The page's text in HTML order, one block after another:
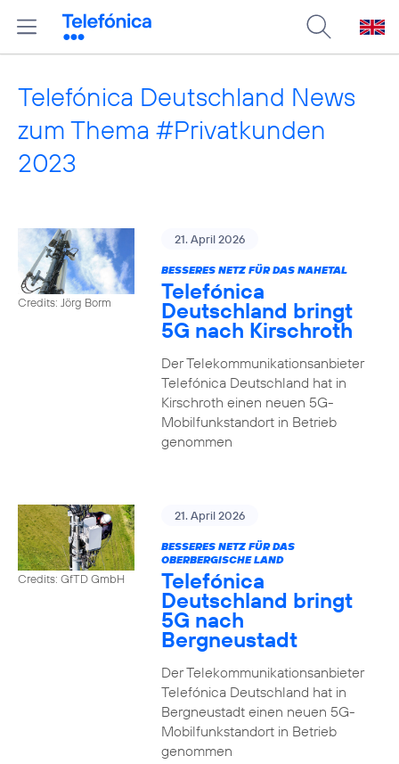
Telefónica Deutschland News
zum Thema #Privatkunden
2023
Credits: Jörg Borm
21. April 2026
BESSERES NETZ FÜR DAS NAHETAL
Telefónica
Deutschland bringt
5G nach Kirschroth
Der Telekommunikationsanbieter
Telefónica Deutschland hat in
Kirschroth einen neuen 5G-
Mobilfunkstandort in Betrieb
genommen
Credits: GfTD GmbH
21. April 2026
BESSERES NETZ FÜR DAS
OBERBERGISCHE LAND
Telefónica
Deutschland bringt
5G nach
Bergneustadt
Der Telekommunikationsanbieter
Telefónica Deutschland hat in
Bergneustadt einen neuen 5G-
Mobilfunkstandort in Betrieb
genommen